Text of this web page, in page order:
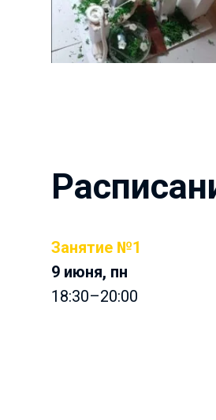
Занятие №1
9 июня, пн
18:30–20:00